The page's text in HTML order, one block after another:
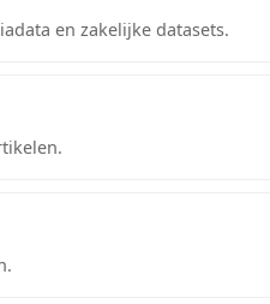
en zakelijke datasets.